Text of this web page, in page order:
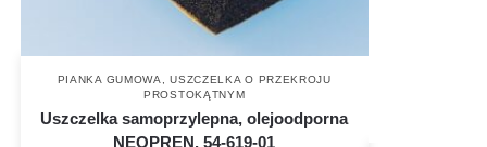
PIANKA GUMOWA ,USZCZELKA O PRZEKROJU
PROSTOKĄTNYM
Uszczelka samoprzylepna, olejoodporna
NEOPREN, 54-619-01